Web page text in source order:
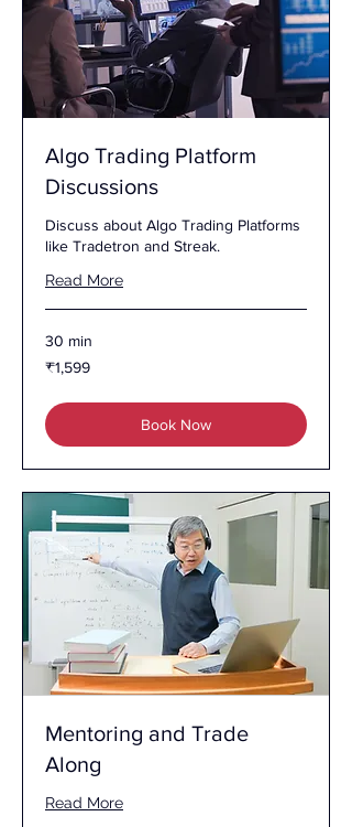
Algo Trading Platform
Discussions
Discuss about Algo Trading Platforms
like Tradetron and Streak.
Read More
30 min
1,599
இந்திய
₹1,599
Book Now
Mentoring and Trade
Along
Read More